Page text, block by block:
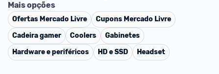
Mais opções
Ofertas Mercado Livre Cupons Mercado Livre
Cadeira gamer
Coolers
Gabinetes
Hardware e periféricos
HD e SSD Headset